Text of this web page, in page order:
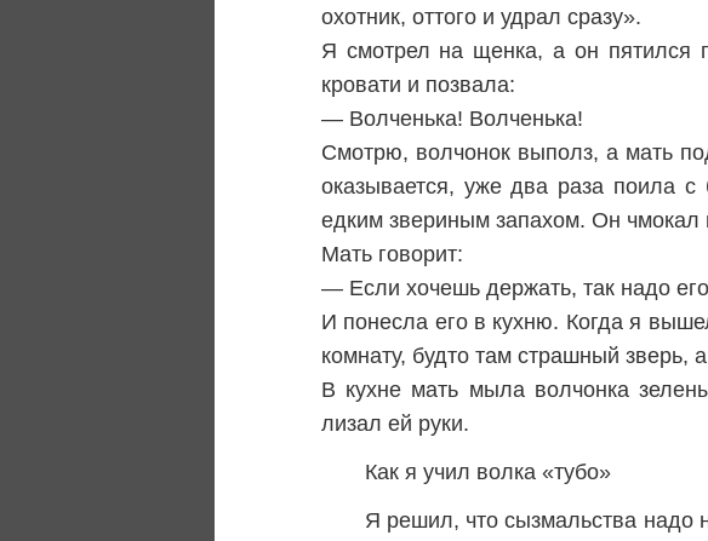
охотник, оттого и удрал сразу».
Я смотрел на щенка, а он пятился
кровати и позвала:
— Волченька! Волченька!
Смотрю, волчонок выполз, а мать
оказывается, уже два раза поила
едким звериным запахом. Он
Мать говорит:
— Если хочешь держать, так надо
И понесла его в кухню. Когда я
комнату, будто там страшный зверь,
В кухне мать мыла волчонка
лизал ей руки.
Как я учил волка «тубо»
Я решил, что сызмальства надо